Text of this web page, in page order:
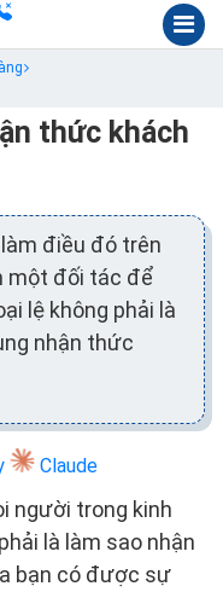
thức khách
điều đó trên
một đối tác để
lệ không phải là
nhận thức
Claude
người trong kinh
là làm sao nhận
bạn có được sự